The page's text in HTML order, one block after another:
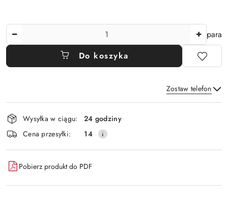
para
Do koszyka
Zostaw telefon
Wyślij
Dostępność
i
dostawa
Wysyłka w ciągu:
24 godziny
Cena przesyłki:
14
Pobierz produkt do PDF